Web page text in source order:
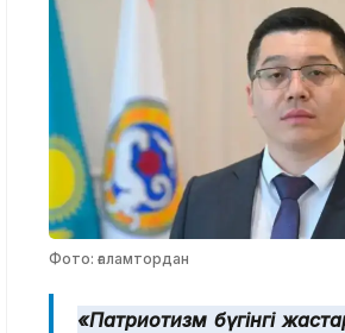
Фото: ғаламтордан
«Патриотизм бүгінгі